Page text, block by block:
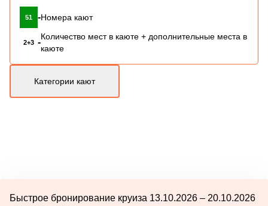
51 -Номера кают
2+3 -
Количество мест в каюте + дополнительные места в
каюте
Категории кают
Быстрое бронирование круиза 13.10.2026 – 20.10.2026